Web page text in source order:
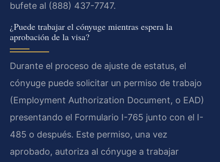
bufete al (888) 437-7747.
¿Puede trabajar el cónyuge mientras espera la
aprobación de la visa?
Durante el proceso de ajuste de estatus, el
cónyuge puede solicitar un permiso de trabajo
(Employment Authorization Document, o EAD)
presentando el Formulario I-765 junto con el I-
485 o después. Este permiso, una vez
aprobado, autoriza al cónyuge a trabajar